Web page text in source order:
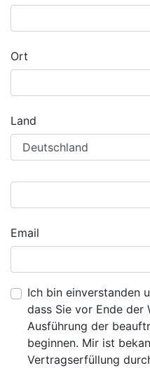
Ort
Land
Email
Ich bin einverstanden
dass Sie vor Ende
Ausführung der
beginnen. Mir ist
Vertragserfüllung